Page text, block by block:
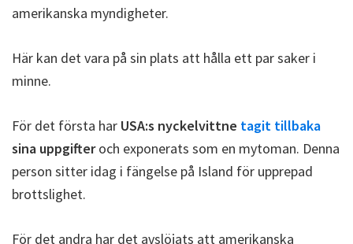
amerikanska myndigheter.
Här kan det vara på sin plats att hålla ett par saker i
minne.
För det första har USA:s nyckelvittne tagit tillbaka
sina uppgifteroch exponerats som en mytoman. Denna
person sitter idag i fängelse på Island för upprepad
brottslighet.
För det andra har det avslöjats att amerikanska